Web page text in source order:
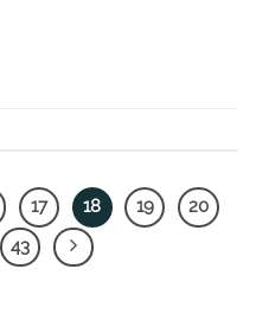
17 18 19
20
43